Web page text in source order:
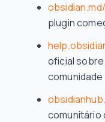
plugin
oficial
comunitário